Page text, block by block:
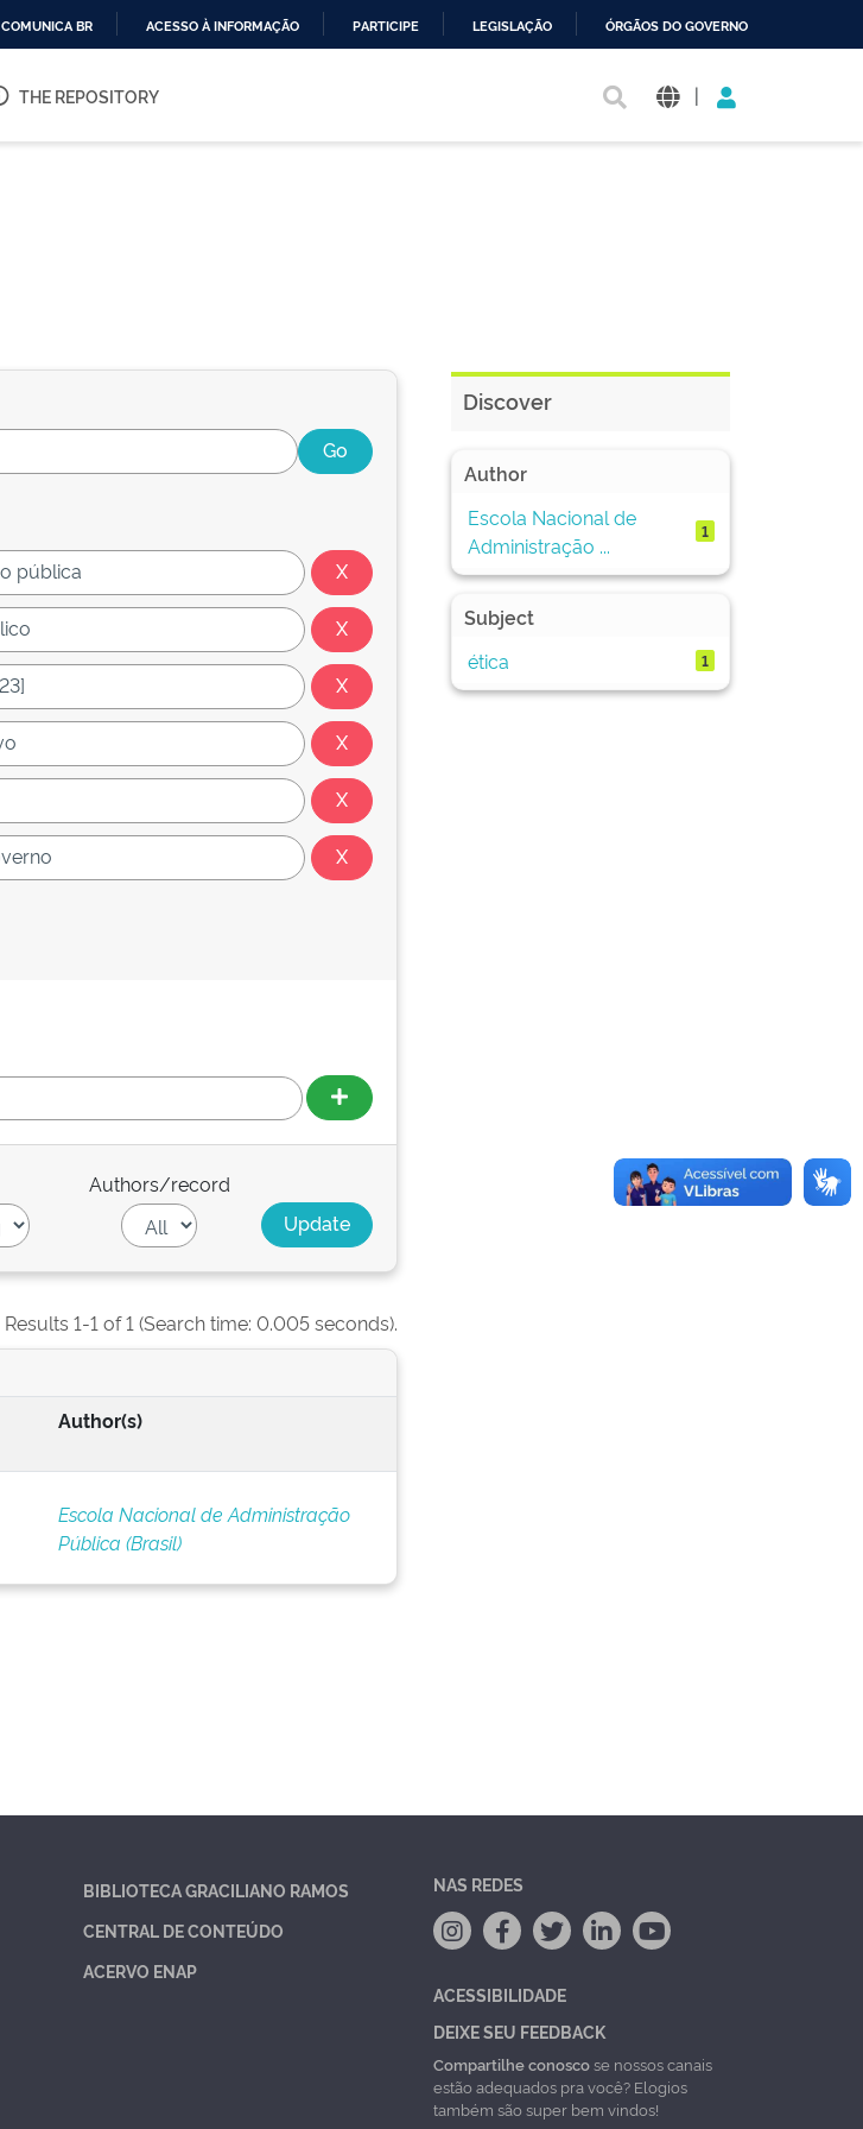
O
COMUNICA BR ACESSO À INFORMAÇÃO PARTICIPE LEGISLAÇÃO ÓRGÃOS DO GOVERNO
THE REPOSITORY |
Authors/record
Results 1-1 of 1 (Search time: 0.005 seconds).
Author(s)
Escola Nacional de Administração
Pública (Brasil)
Discover
Author
Escola Nacional de
Administração ...
1
Subject
ética
1
BIBLIOTECA GRACILIANO RAMOS
CENTRAL DE CONTEÚDO
ACERVO ENAP
NAS REDES
ACESSIBILIDADE
DEIXE SEU FEEDBACK
Compartilhe conoscose nossos canais
estão adequados pra você? Elogios
também são super bem vindos!